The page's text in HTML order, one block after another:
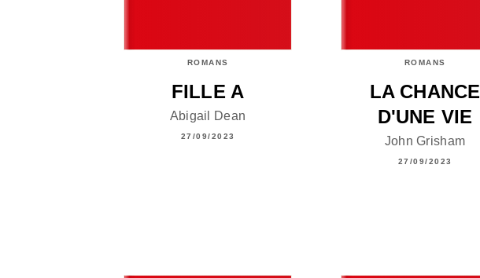
ROMANS
FILLE A
Abigail Dean
27/09/2023
ROMANS
LA CHANCE
D'UNE VIE
John Grisham
27/09/2023